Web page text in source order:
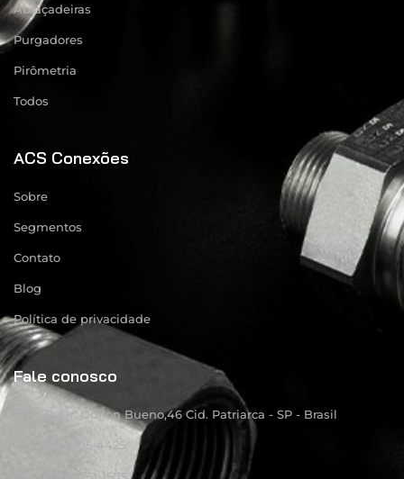
Abraçadeiras
Purgadores
Pirômetria
Todos
ACS Conexões
Sobre
Segmentos
Contato
Blog
Política de privacidade
Fale conosco
R: Dr. Odilon Bueno,46 Cid. Patriarca - SP - Brasil
(11) 4105-4425